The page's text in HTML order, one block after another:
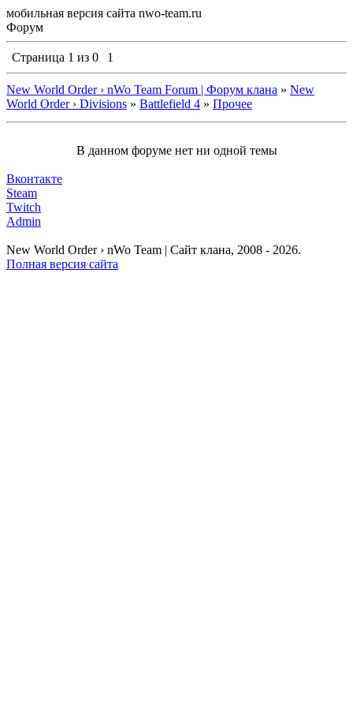
мобильная версия сайта nwo-team.ru
Форум
Страница 1 из 0 1
New World Order › nWo Team Forum | Форум клана » New
World Order › Divisions » Battlefield 4 » Прочее
В данном форуме нет ни одной темы
Вконтакте
Steam
Twitch
Admin
New World Order › nWo Team | Сайт клана, 2008 - 2026.
Полная версия сайта